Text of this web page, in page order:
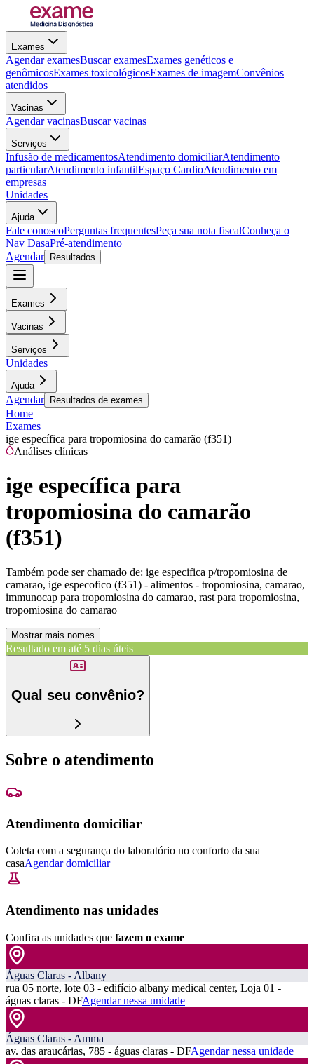
Exames
Agendar examesBuscar examesExames genéticos e
genômicosExames toxicológicosExames de imagemConvênios
atendidos
Vacinas
Agendar vacinasBuscar vacinas
Serviços
Infusão de medicamentosAtendimento domiciliarAtendimento
particularAtendimento infantilEspaço CardioAtendimento em
empresas
Unidades
Ajuda
Fale conoscoPerguntas frequentesPeça sua nota fiscalConheça o
Nav DasaPré-atendimento
Agendar
Resultados
Exames
Vacinas
Serviços
Unidades
Ajuda
Agendar Resultados de exames
Home
Exames
ige específica para tropomiosina do camarão (f351)
Análises clínicas
ige específica para
tropomiosina do camarão
(f351)
Também pode ser chamado de: ige especifica p/tropomiosina de
camarao, ige especofico (f351) - alimentos - tropomiosina, camarao,
immunocap para tropomiosina do camarao, rast para tropomiosina,
tropomiosina do camarao
Mostrar mais nomes
Resultado em até 5 dias úteis
Qual seu convênio?
Sobre o atendimento
Atendimento domiciliar
Coleta com a segurança do laboratório no conforto da sua
casaAgendar domiciliar
Atendimento nas unidades
Confira as unidades que fazem o exame
Águas Claras - Albany
rua 05 norte, lote 03 - edifício albany medical center, Loja 01 -
águas claras - DFAgendar nessa unidade
Águas Claras - Amma
av. das araucárias, 785 - águas claras - DFAgendar nessa unidade